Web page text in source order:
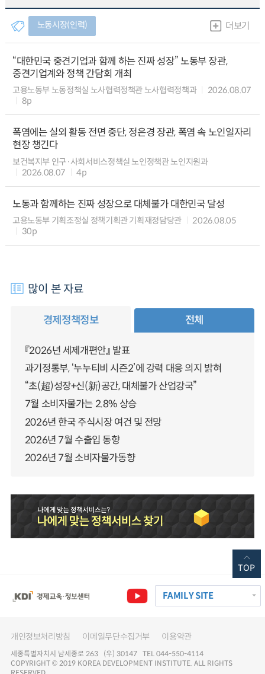
노동시장(인력) 더보기
“대한민국 중견기업과 함께 하는 진짜 성장” 노동부 장관,
중견기업계와 정책 간담회 개최
고용노동부 노동정책실 노사협력정책관 노사협력정책과
2026.08.07
8p
폭염에는 실외 활동 전면 중단, 정은경 장관, 폭염 속 노인일자리
현장 챙긴다
보건복지부 인구·사회서비스정책실 노인정책관 노인지원과
2026.08.07
4p
노동과 함께하는 진짜 성장으로 대체불가 대한민국 달성
고용노동부 기획조정실 정책기획관 기획재정담당관
2026.08.05
30p
많이 본 자료
경제정책정보 전체
『2026년 세제개편안』 발표
과기정통부, ‘누누티비 시즌2’에 강력 대응 의지 밝혀
“초(超)성장+신(新)공간, 대체불가 산업강국”
7월 소비자물가는 2.8% 상승
2026년 한국 주식시장 여건 및 전망
2026년 7월 수출입 동향
2026년 7월 소비자물가동향
FAMILY SITE
개인정보처리방침 이메일무단수집거부 이용약관
세종특별자치시 남세종로 263 (우) 30147 TEL 044-550-4114
COPYRIGHT © 2019 KOREA DEVELOPMENT INSTITUTE. ALL RIGHTS
TOP